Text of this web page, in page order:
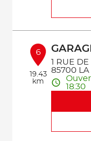
6
19.43
km
1 RUE
85700 LA
18:30